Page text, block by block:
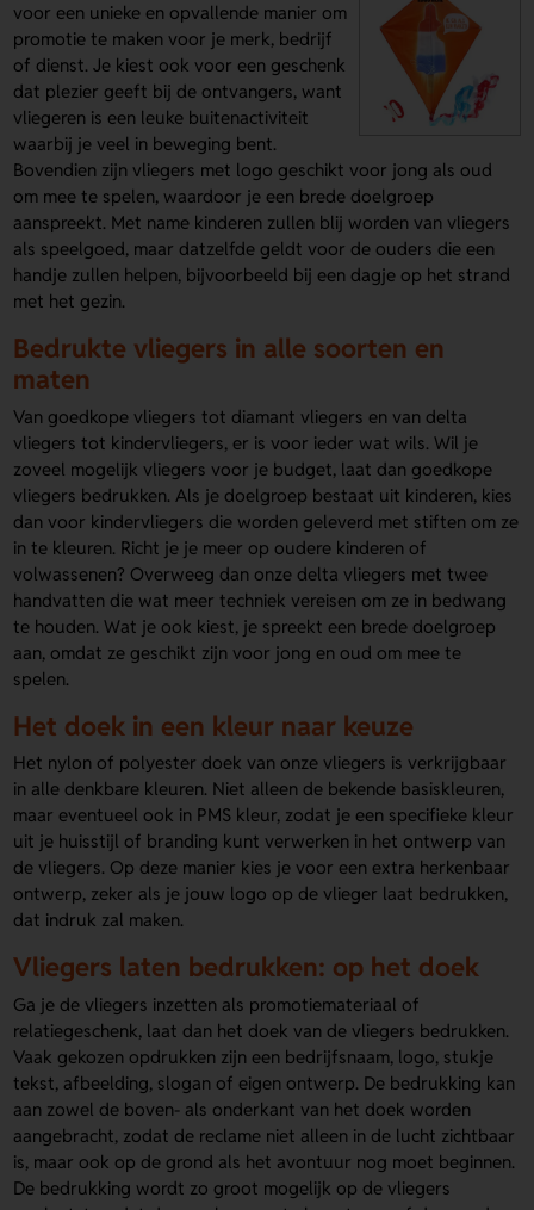
voor een unieke en opvallende manier om
promotie te maken voor je merk, bedrijf
of dienst. Je kiest ook voor een geschenk
dat plezier geeft bij de ontvangers, want
vliegeren is een leuke buitenactiviteit
waarbij je veel in beweging bent.
Bovendien zijn vliegers met logo geschikt voor jong als oud
om mee te spelen, waardoor je een brede doelgroep
aanspreekt. Met name kinderen zullen blij worden van vliegers
als speelgoed, maar datzelfde geldt voor de ouders die een
handje zullen helpen, bijvoorbeeld bij een dagje op het strand
met het gezin.
Bedrukte vliegers in alle soorten en
maten
Van goedkope vliegers tot diamant vliegers en van delta
vliegers tot kindervliegers, er is voor ieder wat wils. Wil je
zoveel mogelijk vliegers voor je budget, laat dan goedkope
vliegers bedrukken. Als je doelgroep bestaat uit kinderen, kies
dan voor kindervliegers die worden geleverd met stiften om ze
in te kleuren. Richt je je meer op oudere kinderen of
volwassenen? Overweeg dan onze delta vliegers met twee
handvatten die wat meer techniek vereisen om ze in bedwang
te houden. Wat je ook kiest, je spreekt een brede doelgroep
aan, omdat ze geschikt zijn voor jong en oud om mee te
spelen.
Het doek in een kleur naar keuze
Het nylon of polyester doek van onze vliegers is verkrijgbaar
in alle denkbare kleuren. Niet alleen de bekende basiskleuren,
maar eventueel ook in PMS kleur, zodat je een specifieke kleur
uit je huisstijl of branding kunt verwerken in het ontwerp van
de vliegers. Op deze manier kies je voor een extra herkenbaar
ontwerp, zeker als je jouw logo op de vlieger laat bedrukken,
dat indruk zal maken.
Vliegers laten bedrukken: op het doek
Ga je de vliegers inzetten als promotiemateriaal of
relatiegeschenk, laat dan het doek van de vliegers bedrukken.
Vaak gekozen opdrukken zijn een bedrijfsnaam, logo, stukje
tekst, afbeelding, slogan of eigen ontwerp. De bedrukking kan
aan zowel de boven- als onderkant van het doek worden
aangebracht, zodat de reclame niet alleen in de lucht zichtbaar
is, maar ook op de grond als het avontuur nog moet beginnen.
De bedrukking wordt zo groot mogelijk op de vliegers